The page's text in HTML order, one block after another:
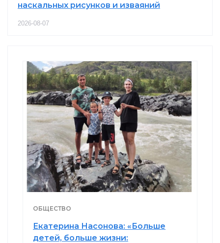
наскальных рисунков и изваяний
2026-08-07
ОБЩЕСТВО
Екатерина Насонова: «Больше
детей, больше жизни: